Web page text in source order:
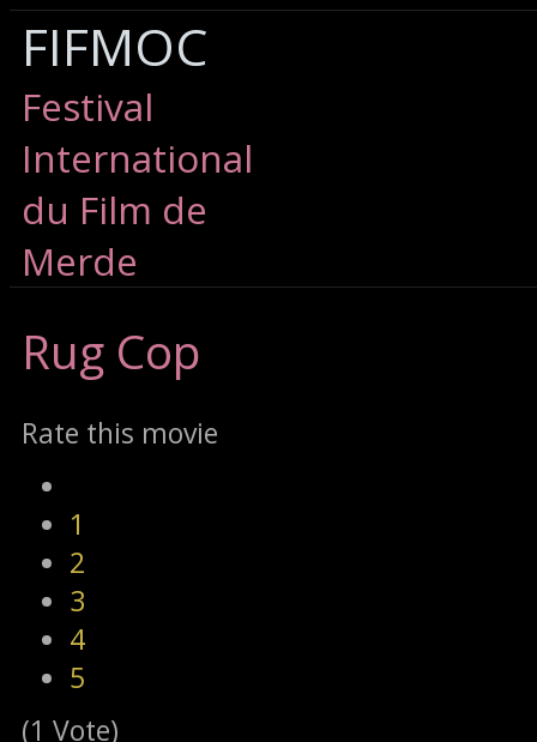
FIFMOC
Festival
International
du Film de
Merde
Rug Cop
Rate this movie
1
2
3
4
5
(1 Vote)